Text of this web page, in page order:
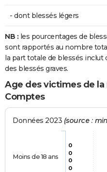
- dont blessés légers
NB : les pourcentages de
sont rapportés au nombre
la part totale de blessés inclut
des blessés graves.
Age des victimes de
Comptes
Données 2023 (source :
0
0
0
0
Moins de 18 ans